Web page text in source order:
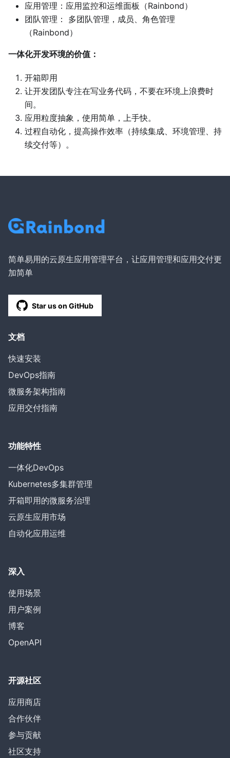
应用管理：应用监控和运维面板（Rainbond）
团队管理： 多团队管理，成员、角色管理
（Rainbond）
一体化开发环境的价值：
开箱即用
让开发团队专注在写业务代码，不要在环境上浪费时
间。
应用粒度抽象，使用简单，上手快。
过程自动化，提高操作效率（持续集成、环境管理、持
续交付等）。
简单易用的云原生应用管理平台，让应用管理和应用交付更
加简单
Star us on GitHub
文档
快速安装
DevOps指南
微服务架构指南
应用交付指南
功能特性
一体化DevOps
Kubernetes多集群管理
开箱即用的微服务治理
云原生应用市场
自动化应用运维
深入
使用场景
用户案例
博客
OpenAPI
开源社区
应用商店
合作伙伴
参与贡献
社区支持